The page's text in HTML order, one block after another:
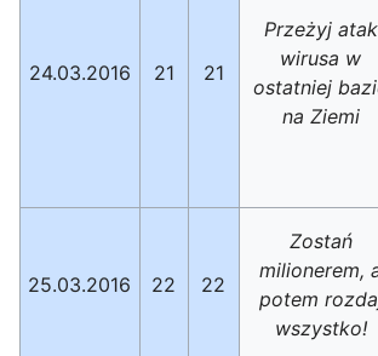
24.03.2016 21 21
Przeżyj atak
wirusa w
ostatniej
na Ziemi
25.03.2016 22 22
Zostań
milionerem,
potem
wszystko!